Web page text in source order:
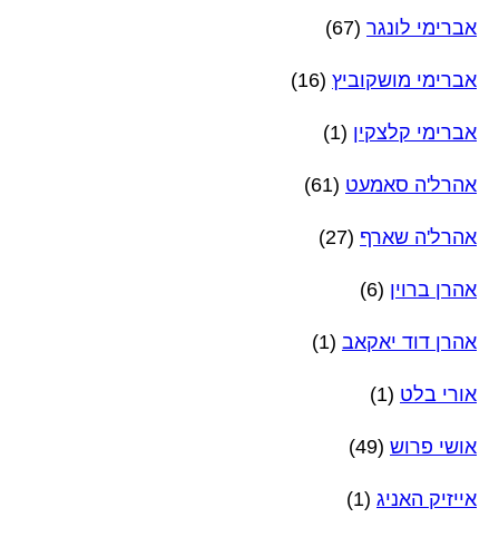
אברימי לונגר (67)
אברימי מושקוביץ (16)
אברימי קלצקין (1)
אהרל'ה סאמעט (61)
אהרל'ה שארף (27)
אהרן ברוין (6)
אהרן דוד יאקאב (1)
אורי בלט (1)
אושי פרוש (49)
אייזיק האניג (1)